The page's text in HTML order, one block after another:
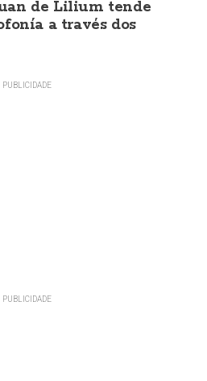
de Lilium tende
a través dos